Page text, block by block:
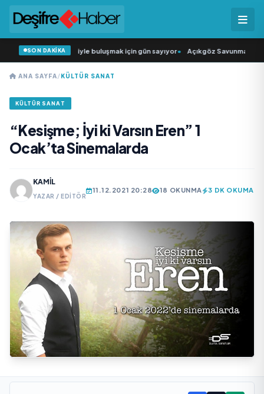
SON DAKİKA
Şarkıcısı” seyircisiyle buluşmak için gün sayıyor• Açıkgöz Savunma
ANA SAYFA/KÜLTÜR SANAT
KÜLTÜR SANAT
“Kesişme; İyi ki Varsın Eren” 1
Ocak’ta Sinemalarda
KAMIL
YAZAR / EDITÖR
11.12.2021 20:28 18 OKUNMA 3 DK OKUMA